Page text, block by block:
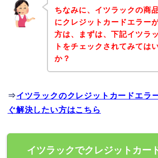
ちなみに、イツラックの商
にクレジットカードエラー
方は、まずは、下記イツラ
トをチェックされてみては
か？
⇒イツラックのクレジットカードエラ
ぐ解決したい方はこちら
イツラックでクレジットカー